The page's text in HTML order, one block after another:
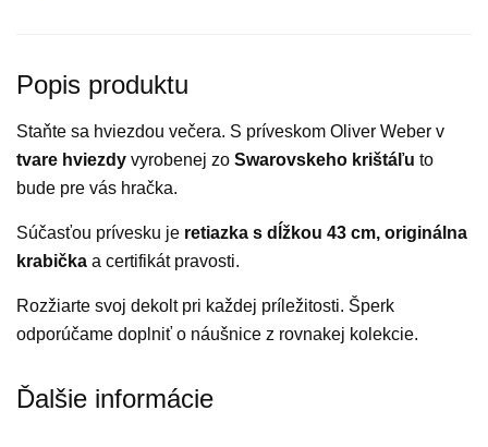
Popis produktu
Staňte sa hviezdou večera. S príveskom Oliver Weber v
tvare hviezdy vyrobenej zo Swarovskeho krištáľu to
bude pre vás hračka.
Súčasťou prívesku je retiazka s dĺžkou 43 cm, originálna
krabička a certifikát pravosti.
Rozžiarte svoj dekolt pri každej príležitosti. Šperk
odporúčame doplniť o náušnice z rovnakej kolekcie.
Ďalšie informácie